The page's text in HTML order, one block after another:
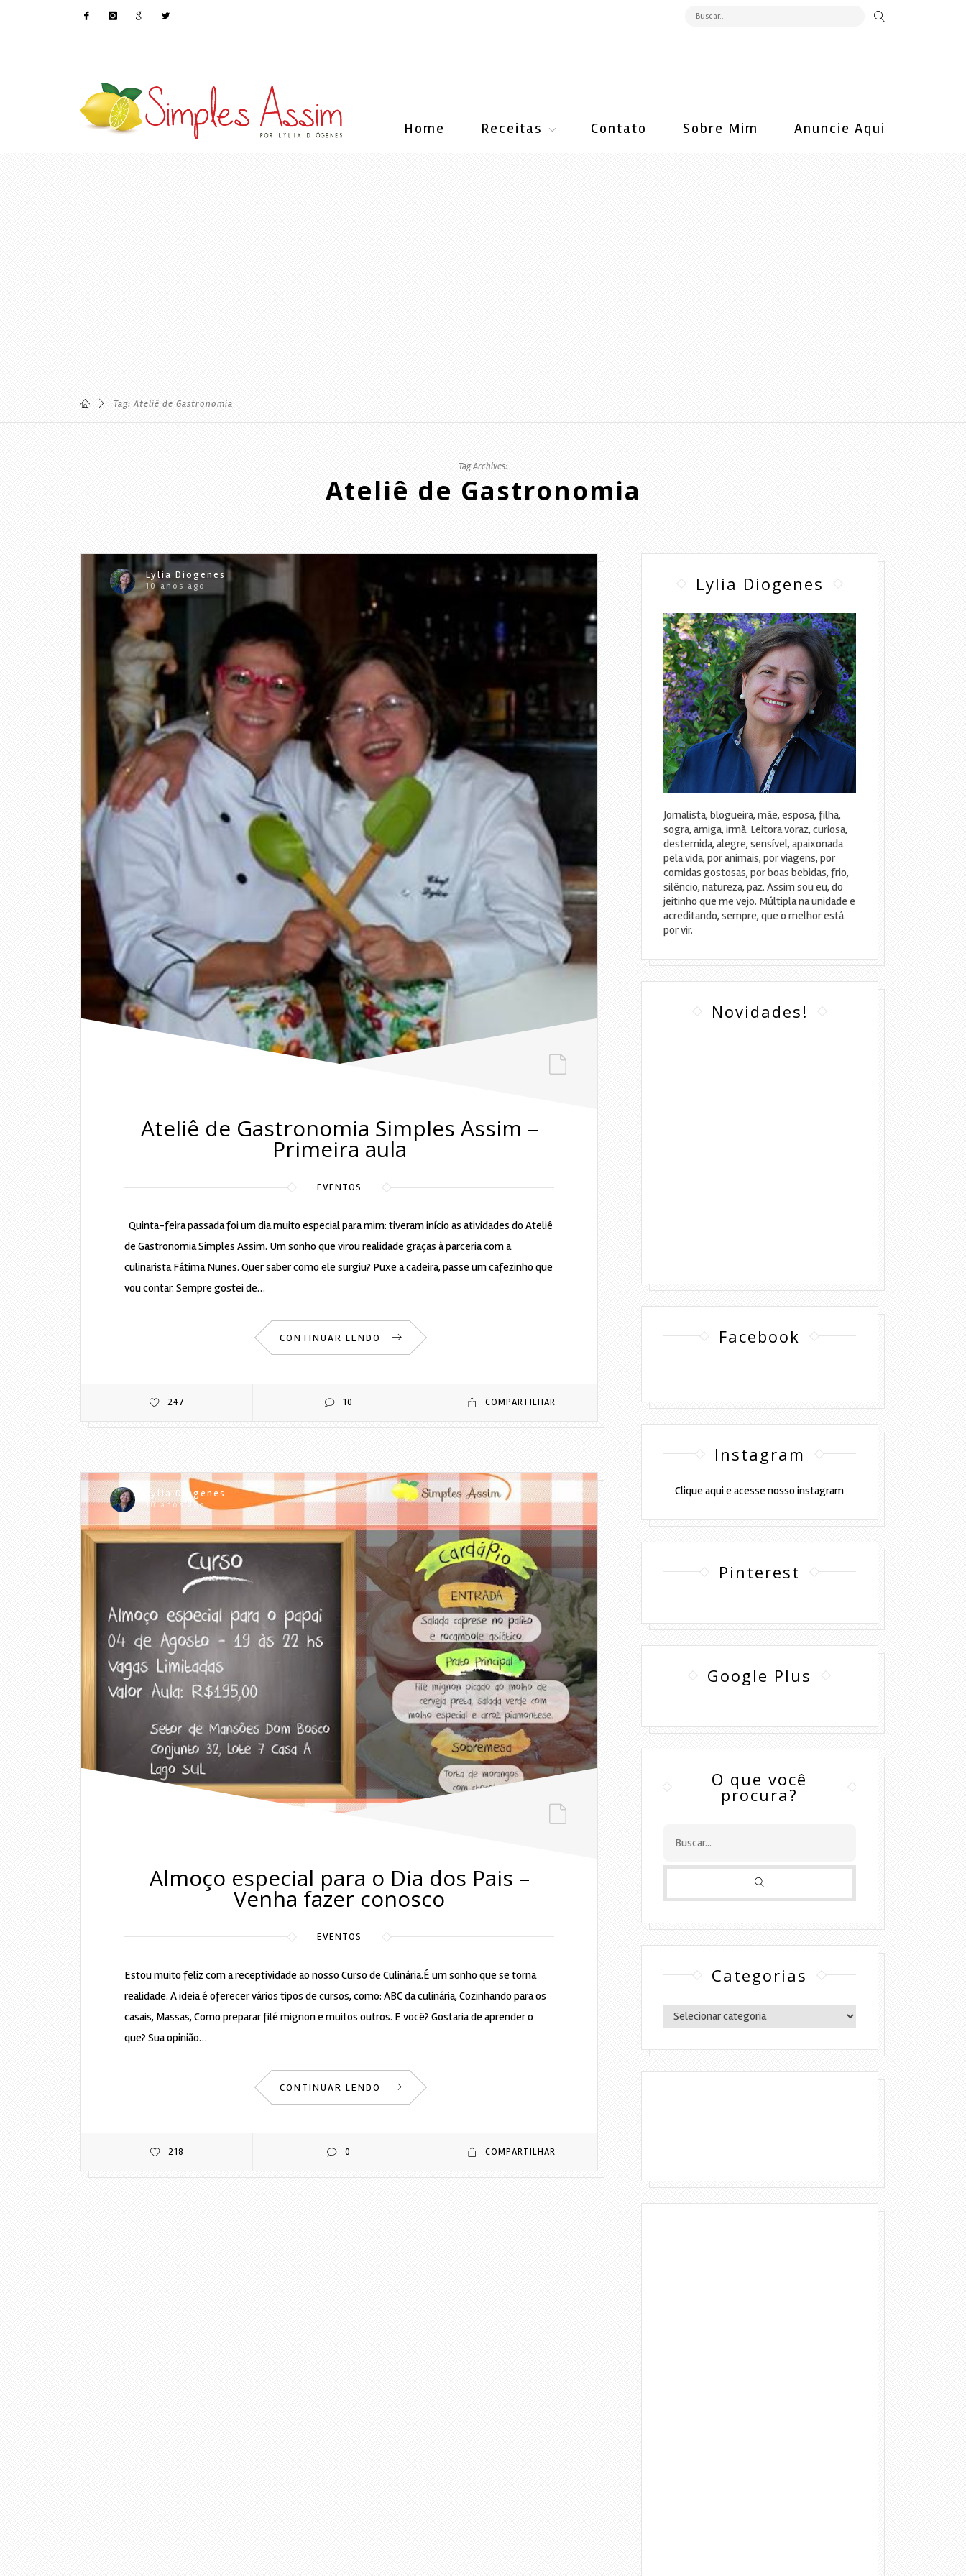
Home Receitas Contato Sobre Mim Anuncie Aqui
Tag: Ateliê de Gastronomia
Tag Archives:
Ateliê de Gastronomia
Lylia Diogenes
10 anos ago
Ateliê de Gastronomia Simples Assim –
Primeira aula
EVENTOS
Quinta-feira passada foi um dia muito especial para mim: tiveram início as atividades do Ateliê
de Gastronomia Simples Assim. Um sonho que virou realidade graças à parceria com a
culinarista Fátima Nunes. Quer saber como ele surgiu? Puxe a cadeira, passe um cafezinho que
vou contar. Sempre gostei de…
CONTINUAR LENDO
247 10 COMPARTILHAR
Lylia Diogenes
10 anos ago
Almoço especial para o Dia dos Pais –
Venha fazer conosco
EVENTOS
Estou muito feliz com a receptividade ao nosso Curso de Culinária.É um sonho que se torna
realidade. A ideia é oferecer vários tipos de cursos, como: ABC da culinária, Cozinhando para os
casais, Massas, Como preparar filé mignon e muitos outros. E você? Gostaria de aprender o
que? Sua opinião…
CONTINUAR LENDO
218 0 COMPARTILHAR
Lylia Diogenes
Jornalista, blogueira, mãe, esposa, filha,
sogra, amiga, irmã. Leitora voraz, curiosa,
destemida, alegre, sensível, apaixonada
pela vida, por animais, por viagens, por
comidas gostosas, por boas bebidas, frio,
silêncio, natureza, paz. Assim sou eu, do
jeitinho que me vejo. Múltipla na unidade e
acreditando, sempre, que o melhor está
por vir.
Novidades!
Facebook
Instagram
Clique aqui e acesse nosso instagram
Pinterest
Google Plus
O que você
procura?
Categorias
Categorias